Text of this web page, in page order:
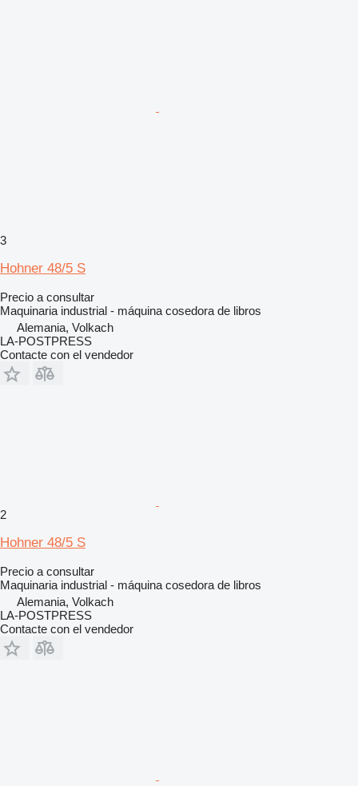
3
Hohner 48/5 S
Precio a consultar
Maquinaria industrial - máquina cosedora de libros
Alemania, Volkach
LA-POSTPRESS
Contacte con el vendedor
2
Hohner 48/5 S
Precio a consultar
Maquinaria industrial - máquina cosedora de libros
Alemania, Volkach
LA-POSTPRESS
Contacte con el vendedor